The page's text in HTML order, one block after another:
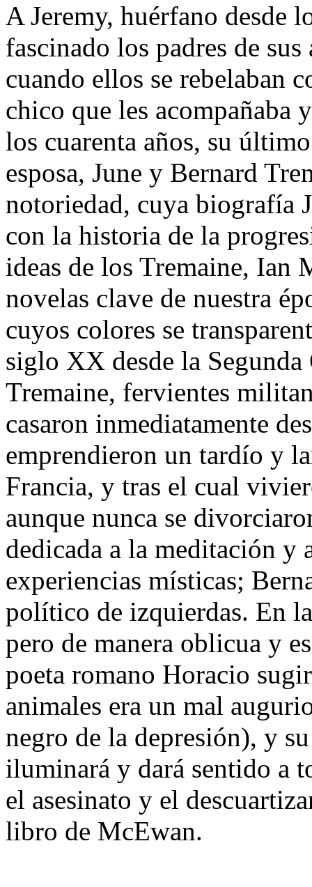
A Jeremy, huérfano desde
fascinado los padres de
cuando ellos se rebelaban
chico que les acompañaba
los cuarenta años, su
esposa, June y Bernard
notoriedad, cuya biografía
con la historia de la
ideas de los Tremaine, Ian
novelas clave de nuestra
cuyos colores se
siglo XX desde la
Tremaine, fervientes
casaron inmediatamente
emprendieron un tardío y
Francia, y tras el cual
aunque nunca se
dedicada a la meditación y
experiencias místicas;
político de izquierdas. En
pero de manera oblicua y
poeta romano Horacio
animales era un mal
negro de la depresión), y
iluminará y dará sentido a
el asesinato y el
libro de McEwan.